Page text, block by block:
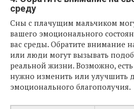
среду
Сны с плачущим мальчиком
вашего эмоционального
вас среды. Обратите внимание
или люди могут вызывать
реальной жизни. Возможно,
нужно изменить или улучшить
эмоционального благополучия.